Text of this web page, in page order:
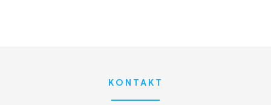
KONTAKT